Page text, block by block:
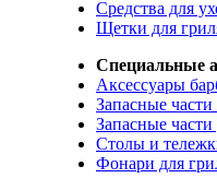
Средства для
Щетки для
Специальные
Аксессуары
Запасные
Запасные
Столы и
Фонари для